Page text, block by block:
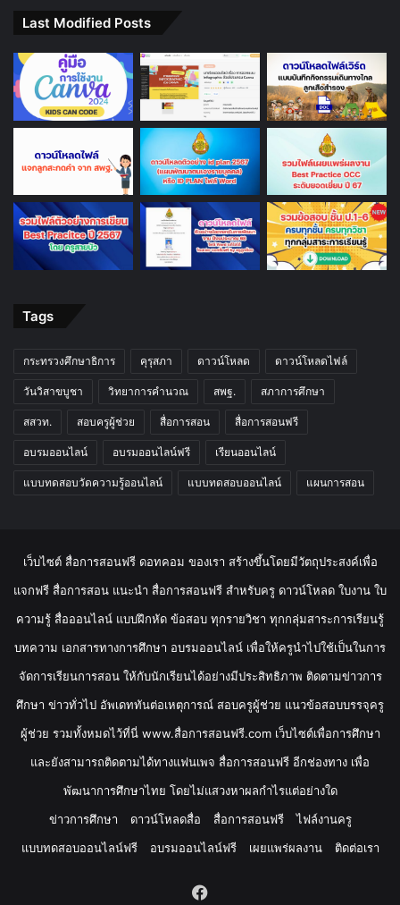
Last Modified Posts
Tags
กระทรวงศึกษาธิการ คุรุสภา ดาวน์โหลด ดาวน์โหลดไฟล์
วันวิสาขบูชา วิทยาการคำนวณ สพฐ. สภาการศึกษา
สสวท. สอบครูผู้ช่วย สื่อการสอน สื่อการสอนฟรี
อบรมออนไลน์ อบรมออนไลน์ฟรี เรียนออนไลน์
แบบทดสอบวัดความรู้ออนไลน์ แบบทดสอบออนไลน์ แผนการสอน
เว็บไซต์ สื่อการสอนฟรี ดอทคอม ของเรา สร้างขึ้นโดยมีวัตถุประสงค์เพื่อ
แจกฟรี สื่อการสอน แนะนำ สื่อการสอนฟรี สำหรับครู ดาวน์โหลด ใบงาน ใบ
ความรู้ สื่อออนไลน์ แบบฝึกหัด ข้อสอบ ทุกรายวิชา ทุกกลุ่มสาระการเรียนรู้
บทความ เอกสารทางการศึกษา อบรมออนไลน์ เพื่อให้ครูนำไปใช้เป็นในการ
จัดการเรียนการสอน ให้กับนักเรียนได้อย่างมีประสิทธิภาพ ติดตามข่าวการ
ศึกษา ข่าวทั่วไป อัพเดททันต่อเหตุการณ์ สอบครูผู้ช่วย แนวข้อสอบบรรจุครู
ผู้ช่วย รวมทั้งหมดไว้ที่นี่ www.สื่อการสอนฟรี.com เว็บไซต์เพื่อการศึกษา
และยังสามารถติดตามได้ทางแฟนเพจ สื่อการสอนฟรี อีกช่องทาง เพื่อ
พัฒนาการศึกษาไทย โดยไม่แสวงหาผลกำไรแต่อย่างใด
ข่าวการศึกษา
ดาวน์โหลดสื่อ สื่อการสอนฟรี
ไฟล์งานครู
แบบทดสอบออนไลน์ฟรี
อบรมออนไลน์ฟรี เผยแพร่ผลงาน ติดต่อเรา
Facebook